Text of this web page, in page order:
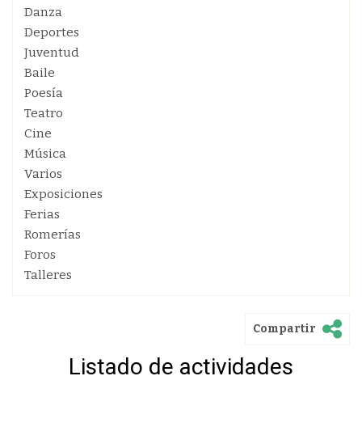
Danza
Deportes
Juventud
Baile
Poesía
Teatro
Cine
Música
Varios
Exposiciones
Ferias
Romerías
Foros
Talleres
Compartir
Listado de actividades